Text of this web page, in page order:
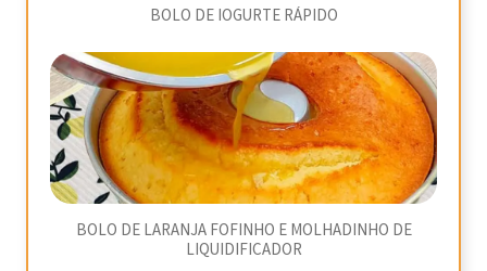
BOLO DE IOGURTE RÁPIDO
BOLO DE LARANJA FOFINHO E MOLHADINHO DE
LIQUIDIFICADOR